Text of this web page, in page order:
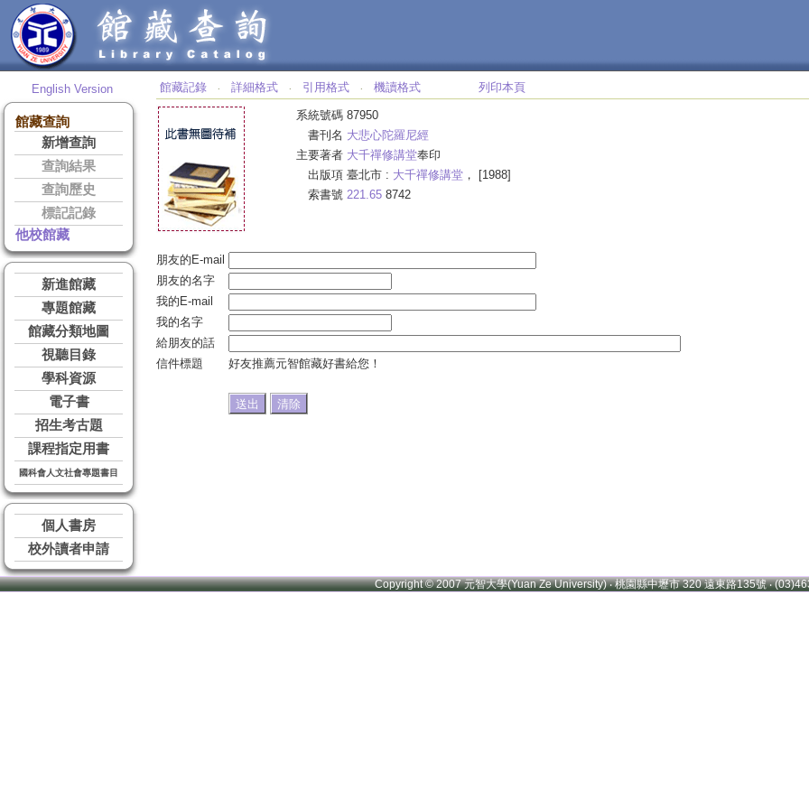
English Version
館藏查詢
新增查詢
查詢結果
查詢歷史
標記記錄
他校館藏
新進館藏
專題館藏
館藏分類地圖
視聽目錄
學科資源
電子書
招生考古題
課程指定用書
國科會人文社會專題書目
個人書房
校外讀者申請
館藏記錄 ‧ 詳細格式 ‧ 引用格式 ‧ 機讀格式 列印本頁
系統號碼 87950
書刊名 大悲心陀羅尼經
主要著者 大千禪修講堂奉印
出版項 臺北市 : 大千禪修講堂 ， [1988]
索書號 221.65 8742
朋友的E-mail
朋友的名字
我的E-mail
我的名字
給朋友的話
信件標題
好友推薦元智館藏好書給您！
Copyright © 2007 元智大學(Yuan Ze University) ‧ 桃園縣中壢市 320 遠東路135號 ‧